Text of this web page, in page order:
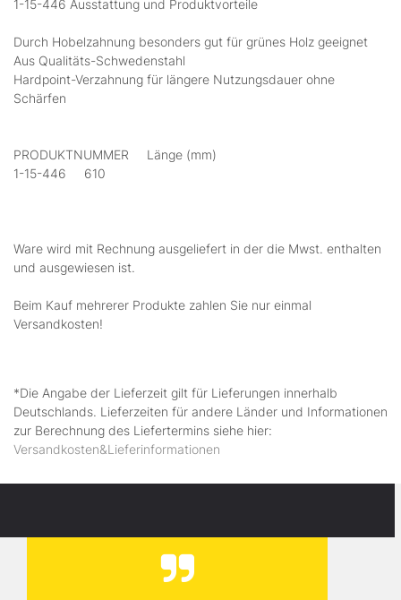
1-15-446 Ausstattung und Produktvorteile
Durch Hobelzahnung besonders gut für grünes Holz geeignet
Aus Qualitäts-Schwedenstahl
Hardpoint-Verzahnung für längere Nutzungsdauer ohne
Schärfen
PRODUKTNUMMER Länge (mm)
1-15-446 610
Ware wird mit Rechnung ausgeliefert in der die Mwst. enthalten
und ausgewiesen ist.
Beim Kauf mehrerer Produkte zahlen Sie nur einmal
Versandkosten!
*Die Angabe der Lieferzeit gilt für Lieferungen innerhalb
Deutschlands. Lieferzeiten für andere Länder und Informationen
zur Berechnung des Liefertermins siehe hier:
Versandkosten&Lieferinformationen